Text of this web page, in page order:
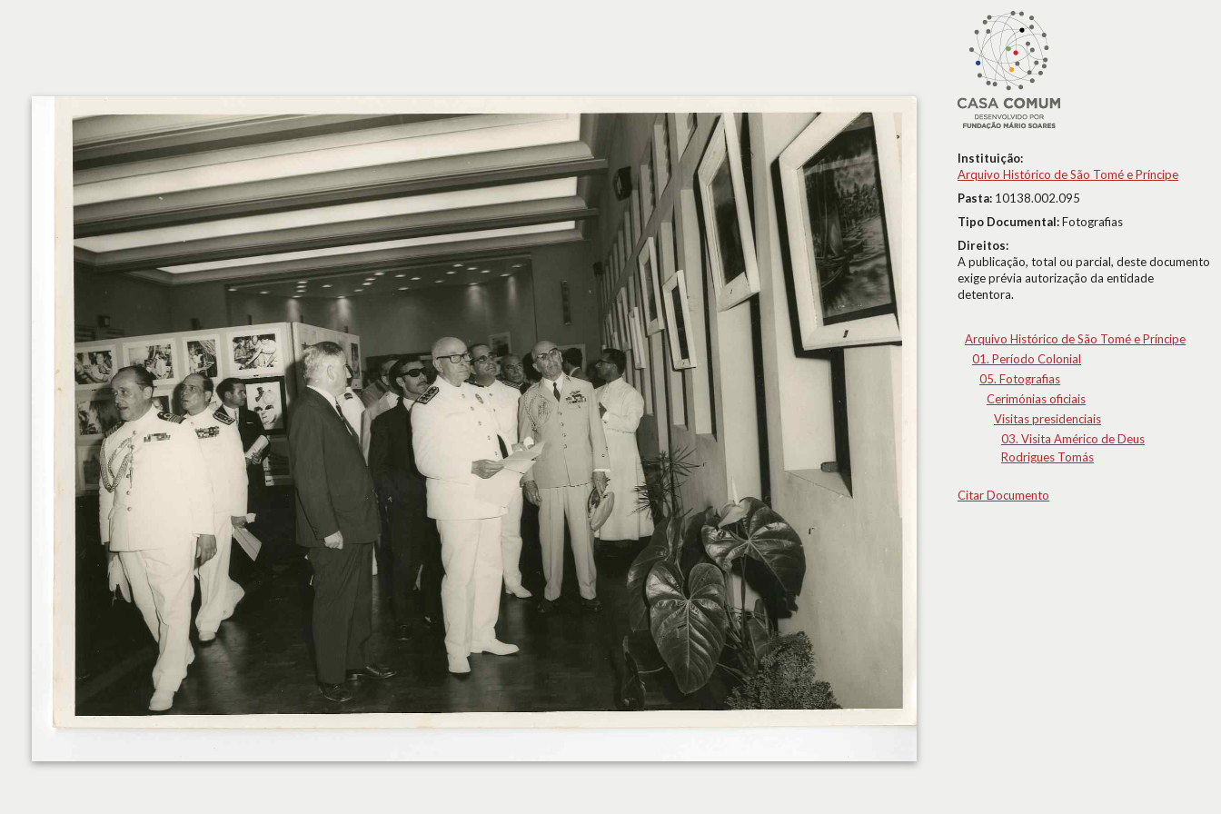
Instituição:
Arquivo Histórico de São Tomé e Príncipe
Pasta: 10138.002.095
Tipo Documental:Fotografias
Direitos:
A publicação, total ou parcial, deste documento
exige prévia autorização da entidade
detentora.
Arquivo Histórico de São Tomé e Príncipe
01. Período Colonial
05. Fotografias
Cerimónias oficiais
Visitas presidenciais
03. Visita Américo de Deus
Rodrigues Tomás
Citar Documento